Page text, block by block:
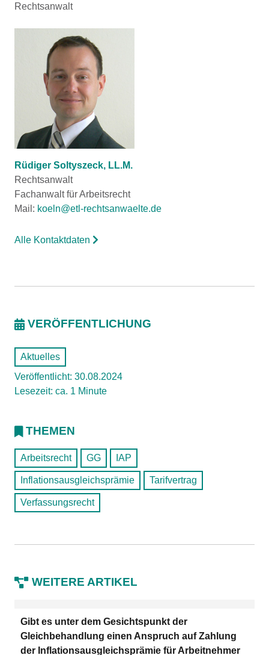
Rechtsanwalt
Rüdiger Soltyszeck, LL.M.
Rechtsanwalt
Fachanwalt für Arbeitsrecht
Mail: koeln@etl-rechtsanwaelte.de
Alle Kontaktdaten
VERÖFFENTLICHUNG
Aktuelles
Veröffentlicht: 30.08.2024
Lesezeit: ca. 1 Minute
THEMEN
Arbeitsrecht GG IAP
Inflationsausgleichsprämie Tarifvertrag
Verfassungsrecht
WEITERE ARTIKEL
Gibt es unter dem Gesichtspunkt der
Gleichbehandlung einen Anspruch auf Zahlung
der Inflationsausgleichsprämie für Arbeitnehmer